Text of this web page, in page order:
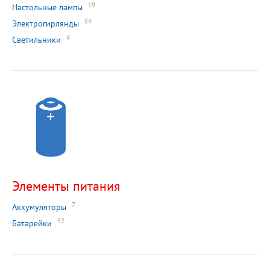
Настольные лампы 19
Электрогирлянды 84
Светильники 4
Элементы питания
Аккумуляторы 7
Батарейки 52